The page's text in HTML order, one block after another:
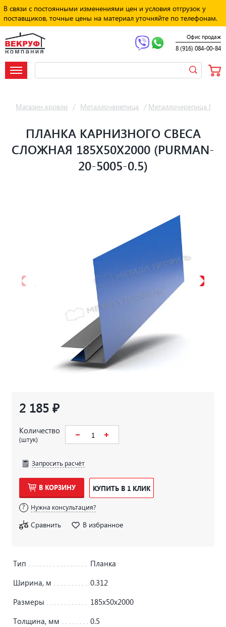
В связи с постоянными изменениями цен и условия отгрузок у
поставщиков, точные цены на материал уточняйте по телефонам.
Офис продаж
8 (916) 084-00-84
Магазин кровли / Металлочерепица / Металлочерепица
ПЛАНКА КАРНИЗНОГО СВЕСА
СЛОЖНАЯ 185Х50Х2000 (PURMAN-
20-5005-0.5)
2 185 ₽
Количество
(штук)
Запросить расчёт
В КОРЗИНУ КУПИТЬ В 1 КЛИК
Нужна консультация?
Сравнить В избранное
Тип
Планка
Ширина, м
0.312
Размеры
185х50х2000
Толщина, мм
0.5